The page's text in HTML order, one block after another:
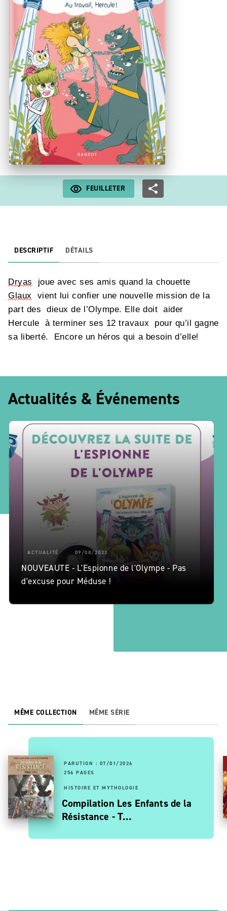
FEUILLETER
DESCRIPTIF DÉTAILS
Dryas joue avec ses amis quand la chouette
Glaux vient lui confier une nouvelle mission de la
part desd ieux de l’Olympe. Elle doitaider
Hercule à terminer ses 12 travaux pour qu’il gagne
sa liberté. Encore un héros qui a besoin d’elle!
Actualités & Événements
ACTUALITÉ 09/08/2023
NOUVEAUTE - L'Espionne de l'Olympe - Pas
d'excuse pour Méduse !
MÊME COLLECTION MÊME SÉRIE
PARUTION : 07/01/2026
256 PAGES
HISTOIRE ET MYTHOLOGIE
Compilation Les Enfants de la
Résistance - T…